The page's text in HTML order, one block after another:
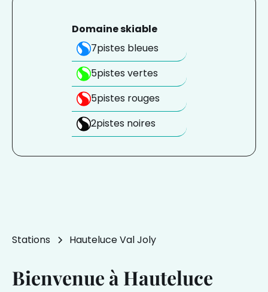
Domaine skiable
7pistes bleues
5pistes vertes
5pistes rouges
2pistes noires
Stations Hauteluce Val Joly
Bienvenue à Hauteluce